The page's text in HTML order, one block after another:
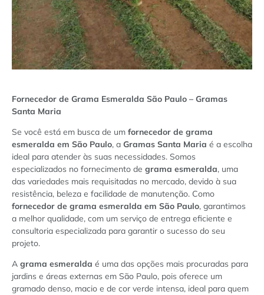
Fornecedor de Grama Esmeralda São Paulo – Gramas
Santa Maria
Se você está em busca de um fornecedor de grama
esmeralda em São Paulo, a Gramas Santa Maria é a escolha
ideal para atender às suas necessidades. Somos
especializados no fornecimento de grama esmeralda, uma
das variedades mais requisitadas no mercado, devido à sua
resistência, beleza e facilidade de manutenção. Como
fornecedor de grama esmeralda em São Paulo, garantimos
a melhor qualidade, com um serviço de entrega eficiente e
consultoria especializada para garantir o sucesso do seu
projeto.
A grama esmeralda é uma das opções mais procuradas para
jardins e áreas externas em São Paulo, pois oferece um
gramado denso, macio e de cor verde intensa, ideal para quem